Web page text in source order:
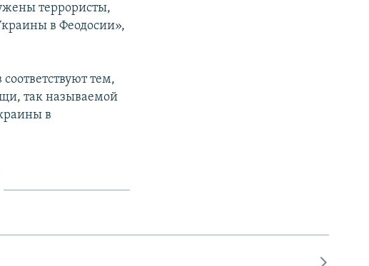
террористы,
в Феодосии»,
тем,
так называемой
в